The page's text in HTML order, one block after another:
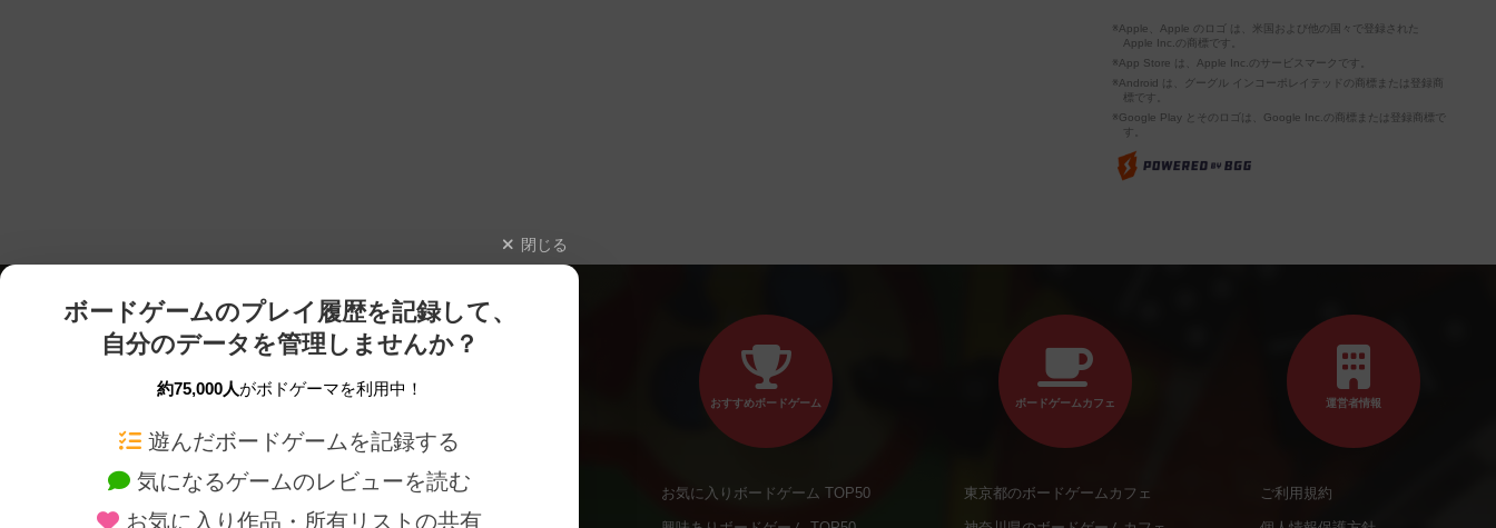
※Apple、Apple のロゴ は、米国および他の国々で登録された
Apple Inc.の商標です。
※App Store は、Apple Inc.のサービスマークです。
※Android は、グーグル インコーポレイテッドの商標または登録商
標です。
※Google Play とそのロゴは、Google Inc.の商標または登録商標で
す。
閉じる
ボードゲームのプレイ履歴を記録して、
自分のデータを管理しませんか？
約75,000人がボドゲーマを利用中！
遊んだボードゲームを記録する
気になるゲームのレビューを読む
お気に入り作品・所有リストの共有
ボードゲームを検索する 新作・再入荷情報
おすすめボードゲーム
お気に入りボードゲーム TOP50
ボードゲームカフェ
東京都のボードゲームカフェ
運営者情報
ご利用規約